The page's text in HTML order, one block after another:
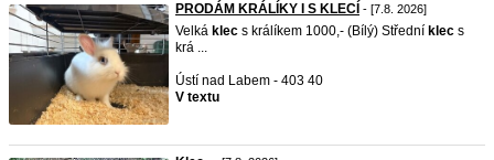
PRODÁM KRÁLÍKY I S KLECÍ - [7.8. 2026]
Velká klec s králíkem 1000,- (Bílý) Střední klec s
krá ...
Ústí nad Labem - 403 40
V textu